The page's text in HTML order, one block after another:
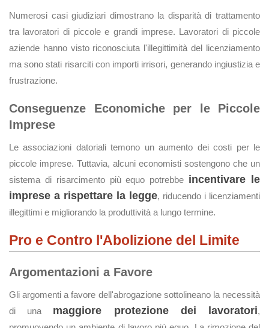
Numerosi casi giudiziari dimostrano la disparità di trattamento
tra lavoratori di piccole e grandi imprese. Lavoratori di piccole
aziende hanno visto riconosciuta l'illegittimità del licenziamento
ma sono stati risarciti con importi irrisori, generando ingiustizia e
frustrazione.
Conseguenze Economiche per le Piccole
Imprese
Le associazioni datoriali temono un aumento dei costi per le
piccole imprese. Tuttavia, alcuni economisti sostengono che un
sistema di risarcimento più equo potrebbe incentivare le
imprese a rispettare la legge, riducendo i licenziamenti
illegittimi e migliorando la produttività a lungo termine.
Pro e Contro l'Abolizione del Limite
Argomentazioni a Favore
Gli argomenti a favore dell'abrogazione sottolineano la necessità
di una maggiore protezione dei lavoratori,